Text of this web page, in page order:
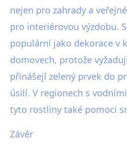
nejen pro zahrady a
pro interiérovou výzdobu.
populární jako dekorace v
domovech, protože
přinášejí zelený prvek do
úsilí. V regionech s
tyto rostliny také pomoci
Závěr